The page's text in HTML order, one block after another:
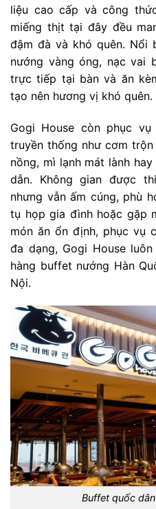
liệu cao cấp và công
miếng thịt tại đây đều
đậm đà và khó quên. Nổi
nướng vàng óng, nạc vai
trực tiếp tại bàn và ăn
tạo nên hương vị khó quên.
Gogi House còn phục
truyền thống như cơm
nồng, mì lạnh mát lành
dẫn. Không gian được
nhưng vẫn ấm cúng, phù
tụ họp gia đình hoặc gặp
món ăn ổn định, phục vụ
đa dạng, Gogi House
hàng buffet nướng Hàn
Nội.
Buffet quốc